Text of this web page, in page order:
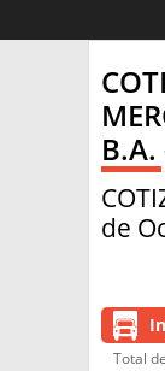
EN
B.A.
de
Total